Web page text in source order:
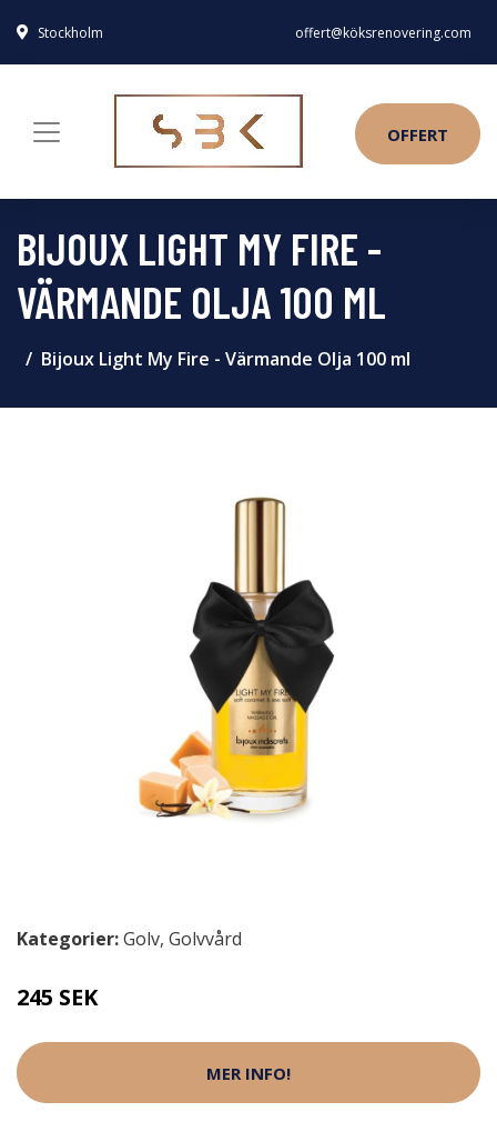
Stockholm offert@köksrenovering.com
OFFERT
BIJOUX LIGHT MY FIRE -
VÄRMANDE OLJA 100 ML
Bijoux Light My Fire - Värmande Olja 100 ml
Kategorier:Golv, Golvvård
245 SEK
MER INFO!